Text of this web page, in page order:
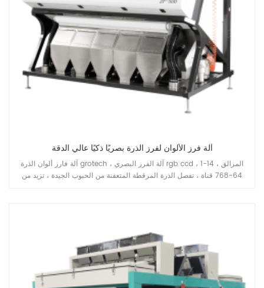
آلة فرز الألوان لفرز الذرة بصريًا ذكيًا عالي الدقة
آلة فارز ألوان الذرة grotech ، آلة الفرز البصري rgb ccd ، 1-14 المزالق ،
64-768 قناة ، تفصل الذرة المرقطة المتعفنة من الحبوب الجيدة ، تزيد من